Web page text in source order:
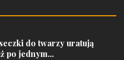
do twarzy uratują
po jednym...